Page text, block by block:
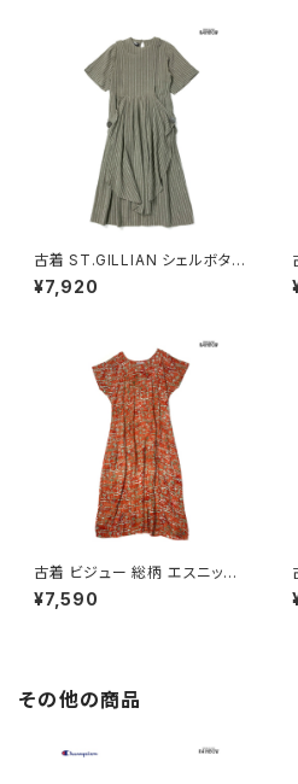
古着 ST.GILLIAN シェルボタン
ストライプ柄 コットン ロング丈
半袖 ワンピース グレー カーキ
¥7,920
古着 ビジュー 総柄 エスニック
柄 ロング丈 半袖 ワンピース オ
レンジ (otu2605039)
¥7,590
その他の商品